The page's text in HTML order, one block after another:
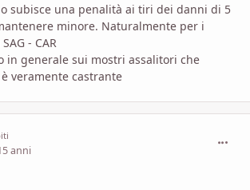
subisce una penalità ai tiri dei danni di 5
minore. Naturalmente per i
- CAR
in generale sui mostri assalitori che
veramente castrante
anni